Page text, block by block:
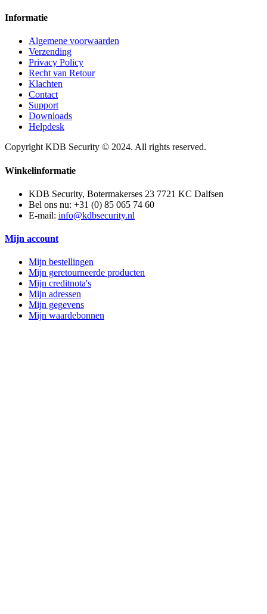
Informatie
Algemene voorwaarden
Verzending
Privacy Policy
Recht van Retour
Klachten
Contact
Support
Downloads
Helpdesk
Copyright KDB Security © 2024. All rights reserved.
Winkelinformatie
KDB Security, Botermakerses 23 7721 KC Dalfsen
Bel ons nu: +31 (0) 85 065 74 60
E-mail: info@kdbsecurity.nl
Mijn account
Mijn bestellingen
Mijn geretourneerde producten
Mijn creditnota's
Mijn adressen
Mijn gegevens
Mijn waardebonnen